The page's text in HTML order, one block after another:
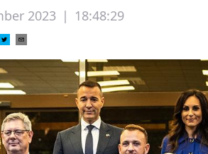
2023 | 18:48:29